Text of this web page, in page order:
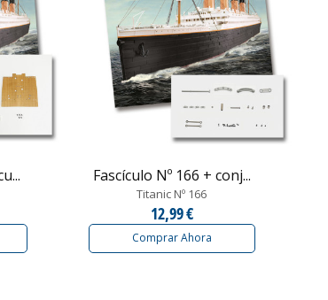
Fascículo Nº 166 + conj...
Titanic Nº 166
12,99 €
Comprar Ahora